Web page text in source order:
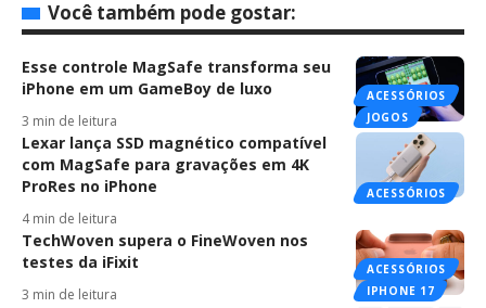
Você também pode gostar:
ACESSÓRIOS
JOGOS
Esse controle MagSafe transforma seu
iPhone em um GameBoy de luxo
3 min de leitura
ACESSÓRIOS
Lexar lança SSD magnético compatível
com MagSafe para gravações em 4K
ProRes no iPhone
4 min de leitura
ACESSÓRIOS
IPHONE 17
TechWoven supera o FineWoven nos
testes da iFixit
3 min de leitura